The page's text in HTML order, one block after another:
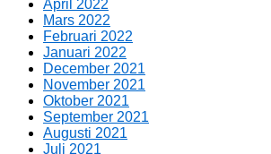
April 2022
Mars 2022
Februari 2022
Januari 2022
December 2021
November 2021
Oktober 2021
September 2021
Augusti 2021
Juli 2021